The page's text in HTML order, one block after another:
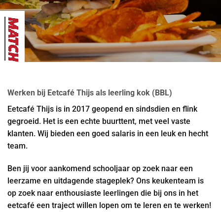
Werken bij Eetcafé Thijs als leerling kok (BBL)
Eetcafé Thijs is in 2017 geopend en sindsdien en flink
gegroeid. Het is een echte buurttent, met veel vaste
klanten. Wij bieden een goed salaris in een leuk en hecht
team.
Ben jij voor aankomend schooljaar op zoek naar een
leerzame en uitdagende stageplek? Ons keukenteam is
op zoek naar enthousiaste leerlingen die bij ons in het
eetcafé een traject willen lopen om te leren en te werken!